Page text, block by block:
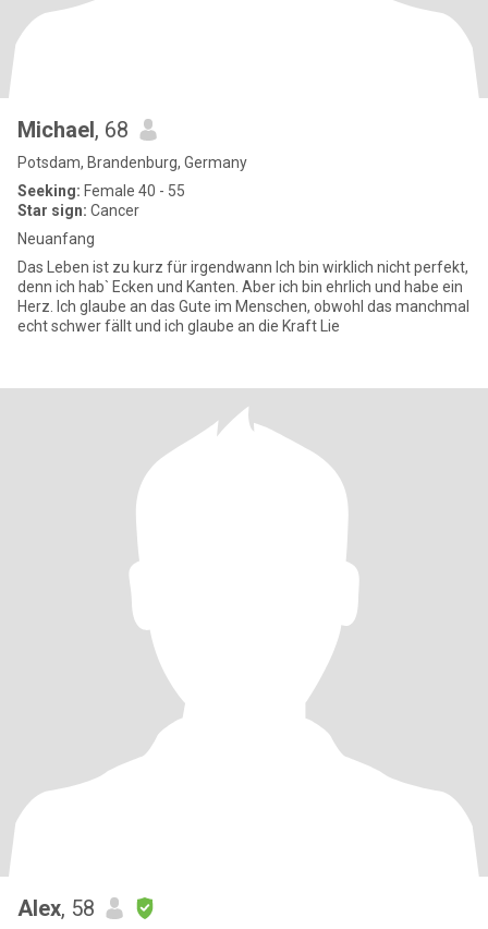
Michael, 68
Potsdam, Brandenburg, Germany
Seeking: Female 40 - 55
Star sign: Cancer
Neuanfang
Das Leben ist zu kurz für irgendwann Ich bin wirklich nicht perfekt,
denn ich hab` Ecken und Kanten. Aber ich bin ehrlich und habe ein
Herz. Ich glaube an das Gute im Menschen, obwohl das manchmal
echt schwer fällt und ich glaube an die Kraft Lie
Alex, 58